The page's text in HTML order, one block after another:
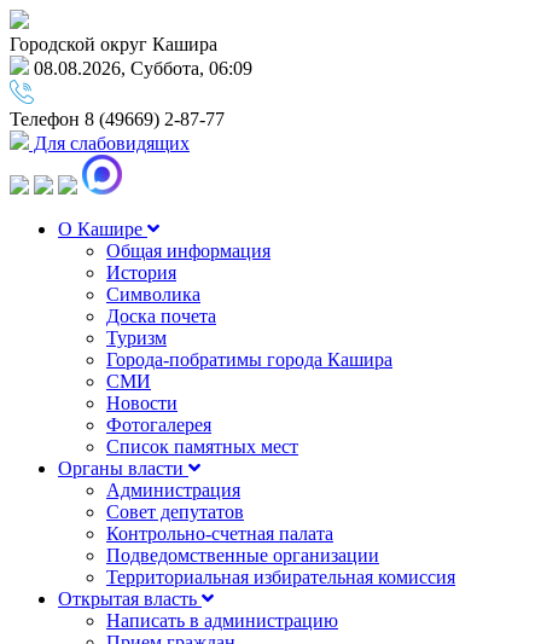
Городской округ Кашира
08.08.2026, Суббота, 06:09
Телефон 8 (49669) 2-87-77
Для слабовидящих
О Кашире
Общая информация
История
Символика
Доска почета
Туризм
Города-побратимы города Кашира
СМИ
Новости
Фотогалерея
Список памятных мест
Органы власти
Администрация
Совет депутатов
Контрольно-счетная палата
Подведомственные организации
Территориальная избирательная комиссия
Открытая власть
Написать в администрацию